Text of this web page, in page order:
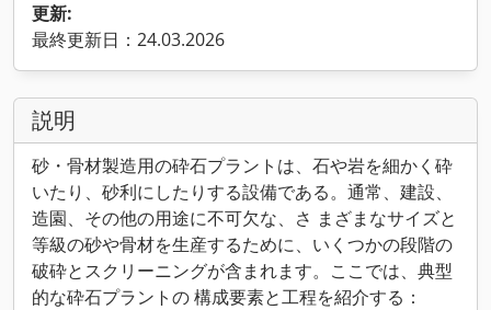
更新:
最終更新日：24.03.2026
説明
砂・骨材製造用の砕石プラントは、石や岩を細かく砕
いたり、砂利にしたりする設備である。通常、建設、
造園、その他の用途に不可欠な、さ まざまなサイズと
等級の砂や骨材を生産するために、いくつかの段階の
破砕とスクリーニングが含まれます。ここでは、典型
的な砕石プラントの 構成要素と工程を紹介する：